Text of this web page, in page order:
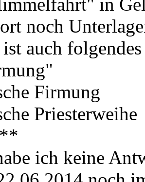
in
noch
auch
Firmung
Priesterweihe
ich keine